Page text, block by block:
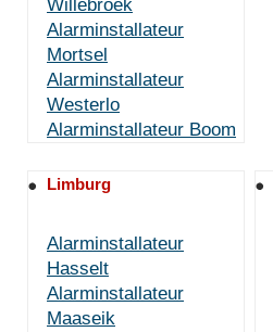
Willebroek
Alarminstallateur
Mortsel
Alarminstallateur
Westerlo
Alarminstallateur Boom
Limburg
Alarminstallateur
Hasselt
Alarminstallateur
Maaseik